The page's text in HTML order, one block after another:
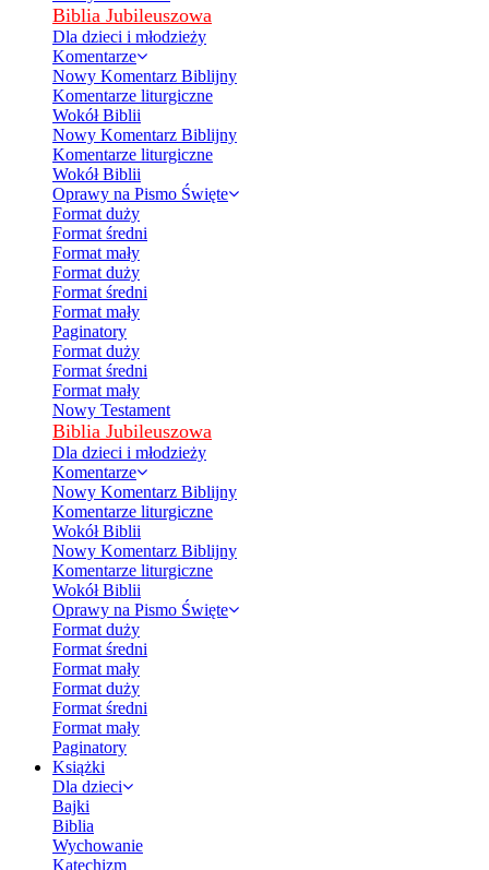
Biblia Jubileuszowa
Dla dzieci i młodzieży
Komentarze
Nowy Komentarz Biblijny
Komentarze liturgiczne
Wokół Biblii
Nowy Komentarz Biblijny
Komentarze liturgiczne
Wokół Biblii
Oprawy na Pismo Święte
Format duży
Format średni
Format mały
Format duży
Format średni
Format mały
Paginatory
Format duży
Format średni
Format mały
Nowy Testament
Biblia Jubileuszowa
Dla dzieci i młodzieży
Komentarze
Nowy Komentarz Biblijny
Komentarze liturgiczne
Wokół Biblii
Nowy Komentarz Biblijny
Komentarze liturgiczne
Wokół Biblii
Oprawy na Pismo Święte
Format duży
Format średni
Format mały
Format duży
Format średni
Format mały
Paginatory
Książki
Dla dzieci
Bajki
Biblia
Wychowanie
Katechizm